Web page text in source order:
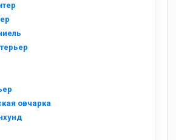
овчарка